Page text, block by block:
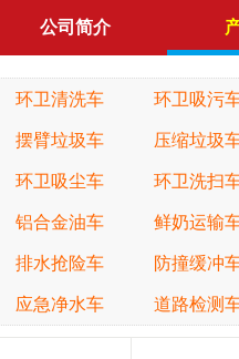
公司简介
环卫清洗车 环卫吸污
摆臂垃圾车 压缩垃圾
环卫吸尘车 环卫洗扫
铝合金油车 鲜奶运输
排水抢险车 防撞缓冲
应急净水车 道路检测